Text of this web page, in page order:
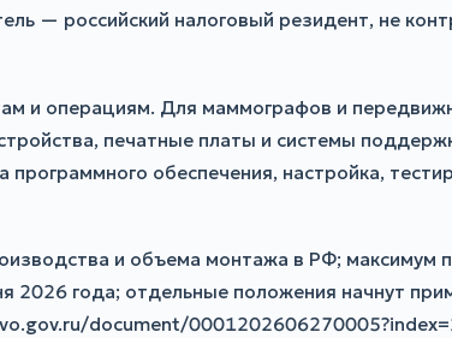
— российский налоговый резидент, не
и операциям. Для маммографов и
печатные платы и системы
обеспечения, настройка,
и объема монтажа в РФ; максимум
2026 года; отдельные положения начнут
document/